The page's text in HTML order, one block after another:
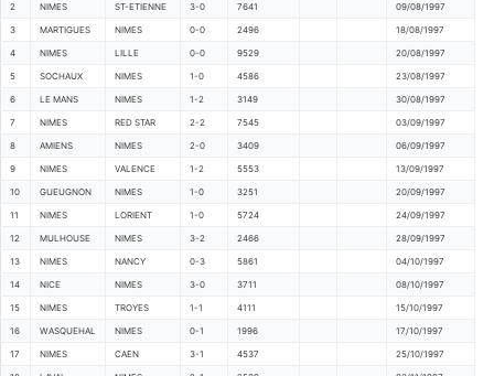
2 NIMES ST-ETIENNE 3-0 7641 09/08/1997
3 MARTIGUES NIMES 0-0 2496 18/08/1997
4 NIMES LILLE 0-0 9529 20/08/1997
5 SOCHAUX NIMES 1-0 4586 23/08/1997
6 LE MANS NIMES 1-2 3149 30/08/1997
7 NIMES RED STAR 2-2 7545 03/09/1997
8 AMIENS NIMES 2-0 3409 06/09/1997
9 NIMES VALENCE 1-2 5553 13/09/1997
10 GUEUGNON NIMES 1-0 3251 20/09/1997
11 NIMES LORIENT 1-0 5724 24/09/1997
12 MULHOUSE NIMES 3-2 2466 28/09/1997
13 NIMES NANCY 0-3 5861 04/10/1997
14 NICE NIMES 3-0 3711 08/10/1997
15 NIMES TROYES 1-1 4111 15/10/1997
16 WASQUEHAL NIMES 0-1 1996 17/10/1997
17 NIMES CAEN 3-1 4537 25/10/1997